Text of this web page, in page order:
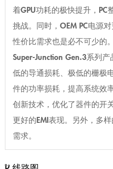
着GPU功耗的极快提升，PC
挑战。同时，OEM PC电源
性价比需求也是必不可少的。
Super-Junction Gen.3系列
低的导通损耗、极低的栅极
件的功率损耗，提高系统效
创新技术，优化了器件的开
更好的EMI表现。另外，多
需求。
线路图